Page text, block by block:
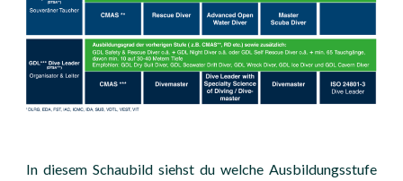
In diesem Schaubild siehst du welche Ausbildungsstufe